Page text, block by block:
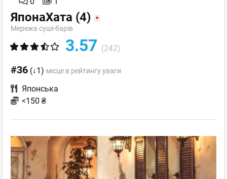
ЯпонаХата (4)
Мережа суші-барів
3.57 (242)
#36 (↓1) місце в рейтингу уваги
Японська
<150 ₴